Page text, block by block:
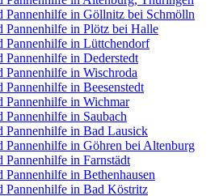
Pannenhilfe in Göllnitz bei Schmölln
Pannenhilfe in Plötz bei Halle
Pannenhilfe in Lüttchendorf
Pannenhilfe in Dederstedt
Pannenhilfe in Wischroda
Pannenhilfe in Beesenstedt
Pannenhilfe in Wichmar
Pannenhilfe in Saubach
Pannenhilfe in Bad Lausick
Pannenhilfe in Göhren bei Altenburg
Pannenhilfe in Farnstädt
Pannenhilfe in Bethenhausen
Pannenhilfe in Bad Köstritz